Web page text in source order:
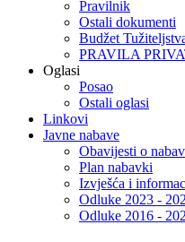
Pravilnik
Ostali dokumenti
Budžet
PRAVILA
Oglasi
Posao
Ostali oglasi
Linkovi
Javne nabave
Obavijesti o
Plan nabavki
Izvješća i
Odluke 2023 -
Odluke 2016 -